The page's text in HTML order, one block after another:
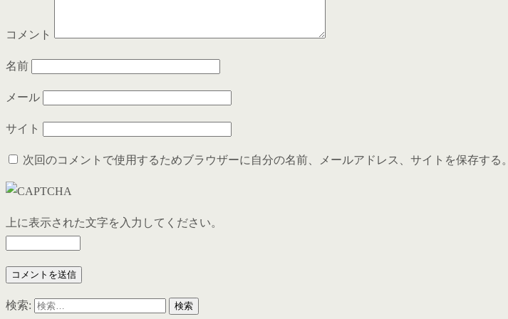
コメント
名前
メール
サイト
次回のコメントで使用するためブラウザーに自分の名前、メールアドレス、サイトを保存する。
上に表示された文字を入力してください。
検索: